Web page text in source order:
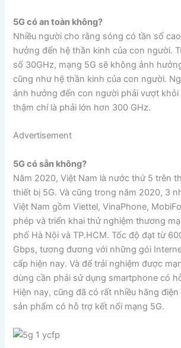
5G có an toàn không?
Nhiều người cho rằng sóng có tần số
hưởng đến hệ thần kinh của con người.
số 30GHz, mạng 5G sẽ không ảnh
cũng như hệ thần kinh của con người.
ảnh hưởng đến con người phải vượt khỏi
thậm chí là phải lớn hơn 300 GHz.
Advertisement
5G có sẵn không?
Năm 2020, Việt Nam là nước thứ 5 trên
thiết bị 5G. Và cũng trong năm 2020, 3
Việt Nam gồm Viettel, VinaPhone,
phép và triển khai thử nghiệm thương
phố Hà Nội và TP.HCM. Tốc độ đạt từ
Gbps, tương đương với những gói
cấp hiện nay. Và để trải nghiệm được
dùng cần phải sử dụng smartphone có
Hiện nay, cũng đã có rất nhiều hãng
sản phẩm có hỗ trợ kết nối mạng 5G.